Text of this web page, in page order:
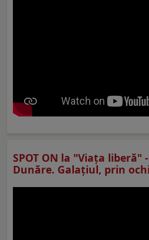
SPOT ON la "Viaţa liberă"
Dunăre. Galațiul, prin